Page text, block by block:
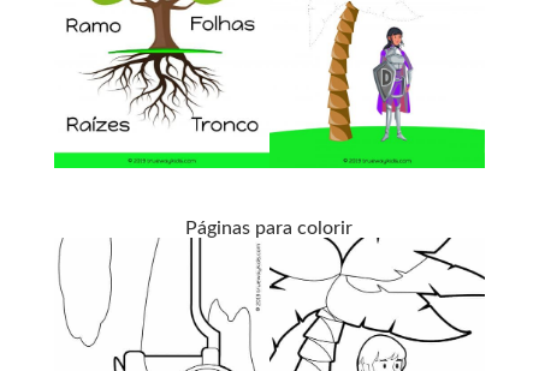
Páginas para colorir